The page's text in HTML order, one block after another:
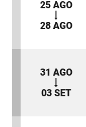
25 AGO
28 AGO
31 AGO
03 SET